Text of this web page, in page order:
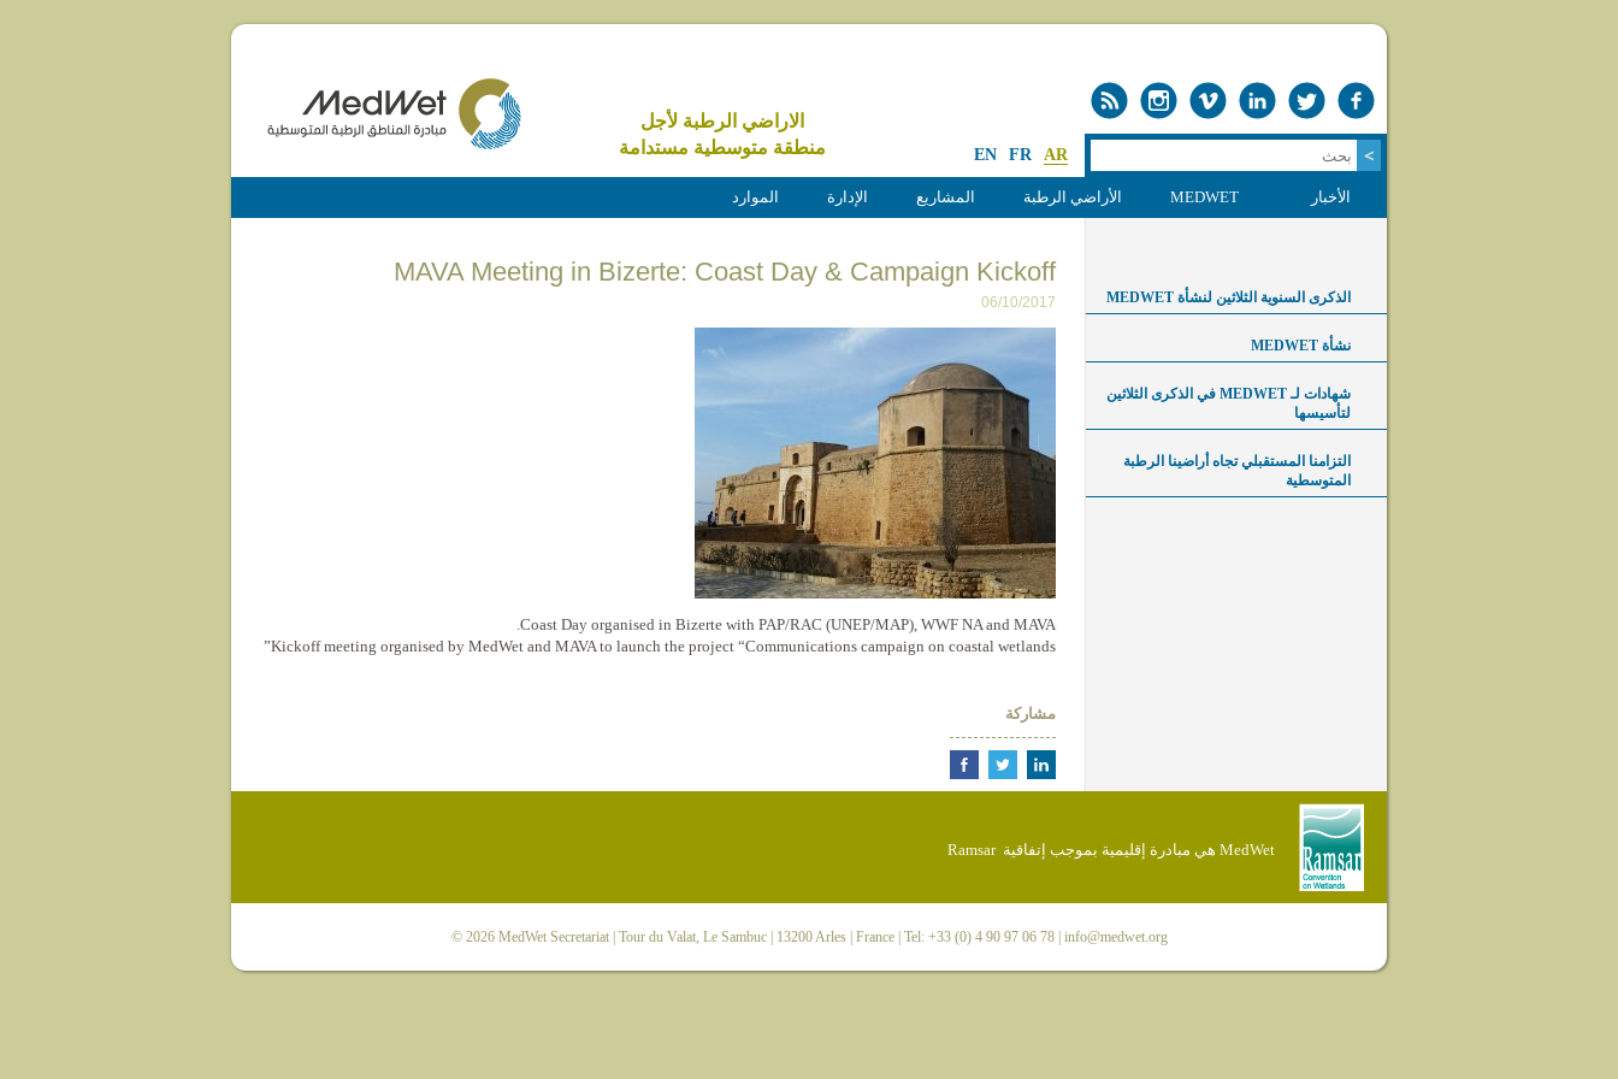
الاراضي الرطبة لأجل
منطقة متوسطية مستدامة
EN FR AR
الأخبار MEDWET الأراضي الرطبة المشاريع الإدارة الموارد
MAVA Meeting in Bizerte: Coast Day & Campaign Kickoff
06/10/2017
Coast Day organised in Bizerte with PAP/RAC (UNEP/MAP), WWF NA and MAVA.
Kickoff meeting organised by MedWet and MAVA to launch the project “Communications campaign on coastal wetlands”
مشاركة
الذكرى السنوية الثلاثين لنشأة MEDWET
نشأة MEDWET
شهادات لـ MEDWET في الذكرى الثلاثين
لتأسيسها
التزامنا المستقبلي تجاه أراضينا الرطبة
المتوسطية
MedWet هي مبادرة إقليمية بموجب إتفاقية Ramsar
© 2026 MedWet Secretariat| Tour du Valat, Le Sambuc | 13200 Arles | France | Tel: +33 (0) 4 90 97 06 78 | info@medwet.org